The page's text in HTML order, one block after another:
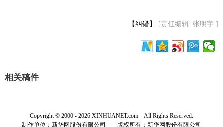
【纠错】 [责任编辑: 张明宇 ]
相关稿件
Copyright © 2000 - 2026 XINHUANET.com All Rights Reserved.
制作单位：新华网股份有限公司 版权所有：新华网股份有限公司